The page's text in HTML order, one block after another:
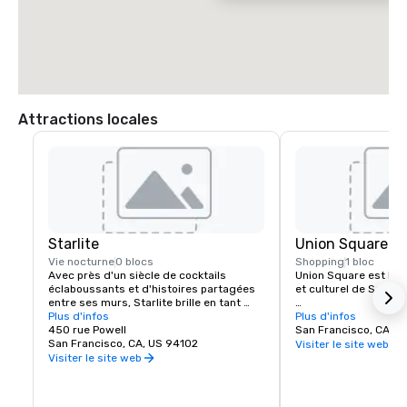
Attractions locales
Starlite
Vie nocturne0 blocs
Avec près d'un siècle de cocktails
éclaboussants et d'histoires partagées
entre ses murs, Starlite brille en tant
qu'établissement historique et vénéré
de San Francisco. Situé au dernier étage
de Beacon Grand.
Plus d'infos
450 rue Powell
San Francisco, CA, US 94102
Visiter le site web
Union Square
Shopping1 bloc
Union Square est le
et culturel de San
Il possède la plus
magasins de luxe,
et de boutiques de
Plus d'infos
San Francisco, CA,
Visiter le site web